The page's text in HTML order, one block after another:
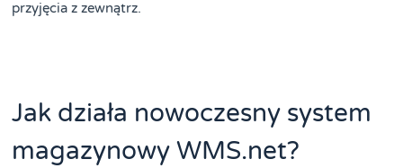
przyjęcia z zewnątrz.
Jak działa nowoczesny system
magazynowy WMS.net?